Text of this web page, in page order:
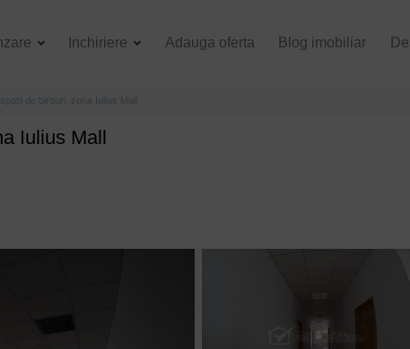
Inchiriere Adauga oferta Blog imobiliar
spatii de birouri, zona Iulius Mall
Iulius Mall